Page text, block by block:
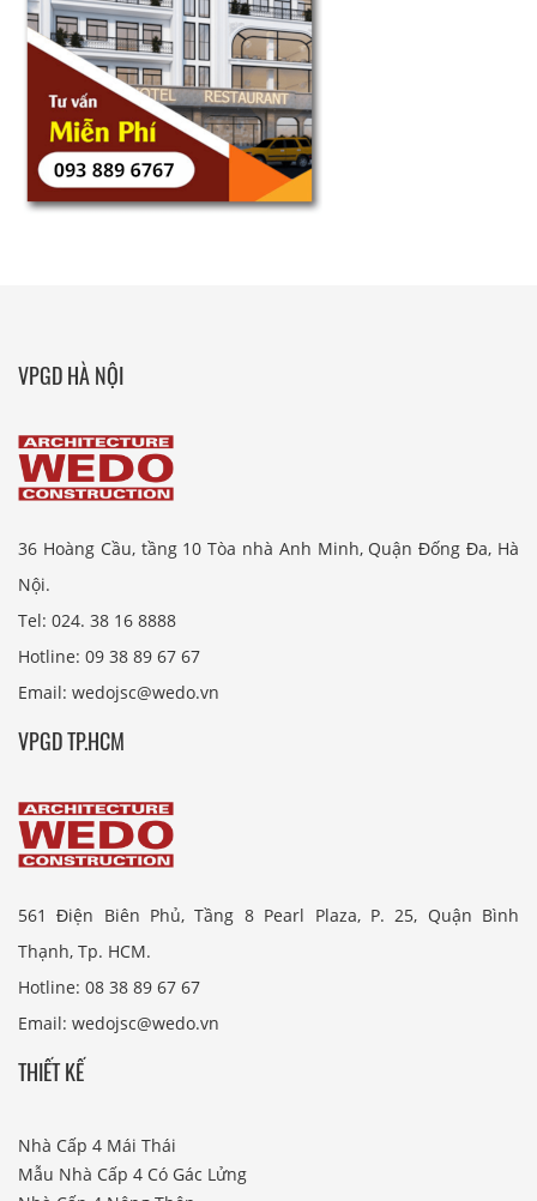
VPGD HÀ NỘI
36 Hoàng Cầu, tầng 10 Tòa nhà Anh Minh, Quận Đống Đa, Hà
Nội.
Tel: 024. 38 16 8888
Hotline: 09 38 89 67 67
Email: wedojsc@wedo.vn
VPGD TP.HCM
561 Điện Biên Phủ, Tầng 8 Pearl Plaza, P. 25, Quận Bình
Thạnh, Tp. HCM.
Hotline: 08 38 89 67 67
Email: wedojsc@wedo.vn
THIẾT KẾ
Nhà Cấp 4 Mái Thái
Mẫu Nhà Cấp 4 Có Gác Lửng